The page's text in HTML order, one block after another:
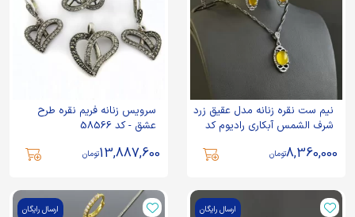
نیم ست نقره زنانه مدل عقیق زرد
شرف الشمس آبکاری رادیوم کد
8,360,000تومان
سرویس زنانه فریم نقره طرح
عشق - کد 58566
13,887,600تومان
ارسال رایگان ارسال رایگان